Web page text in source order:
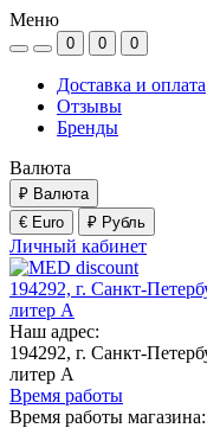
Меню
0 0 0
Доставка и оплата
Отзывы
Бренды
Валюта
₽ Валюта
€ Euro
₽ Рубль
Личный кабинет
194292, г. Санкт-
литер А
Наш адрес:
194292, г. Санкт-
литер А
Время работы
Время работы магазина: